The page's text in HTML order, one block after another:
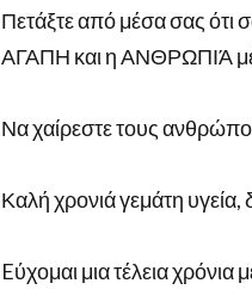
Πετάξτε από μέσα σας ότι
ΑΓΑΠΗ και η ΑΝΘΡΩΠΙΆ
Να χαίρεστε τους
Καλή χρονιά γεμάτη
Eύχομαι μια τέλεια χρόνια